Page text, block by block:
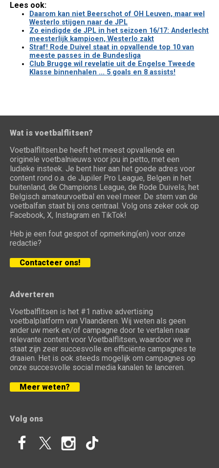
Lees ook:
Daarom kan niet Beerschot of OH Leuven, maar wel
Westerlo stijgen naar de JPL
Zo eindigde de JPL in het seizoen 16/17: Anderlecht
meesterlijk kampioen, Westerlo zakt
Straf! Rode Duivel staat in opvallende top 10 van
meeste passes in de Bundesliga
Club Brugge wil revelatie uit de Engelse Tweede
Klasse binnenhalen ... 5 goals en 8 assists!
Wat is voetbalflitsen?
Voetbalflitsen.be heeft het meest opvallende en
originele voetbalnieuws voor jou in petto, met een
ludieke insteek. Je bent hier aan het goede adres voor
content rond o.a. de Jupiler Pro League, Belgen in het
buitenland, de Champions League, de Rode Duivels, het
Belgisch amateurvoetbal en veel meer. De stem van de
voetbalfan staat bij ons centraal. Volg ons zeker ook op
Facebook, X, Instagram en TikTok!
Heb je een fout gespot of opmerking(en) voor onze
redactie?
Contacteer ons!
Adverteren
Voetbalflitsen is het #1 native advertising
voetbalplatform van Vlaanderen. Wij weten als geen
ander uw merk en/of campagne door te vertalen naar
relevante content voor Voetbalflitsen, waardoor we in
staat zijn zeer succesvolle en efficiënte campagnes te
draaien. Het is ook steeds mogelijk om campagnes op
onze succesvolle social media kanalen te lanceren.
Meer weten?
Volg ons